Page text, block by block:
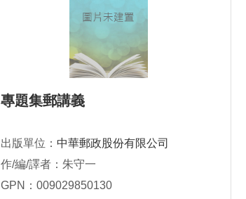
專題集郵講義
出版單位： 中華郵政股份有限公司
作/編/譯者：朱守一
GPN：009029850130